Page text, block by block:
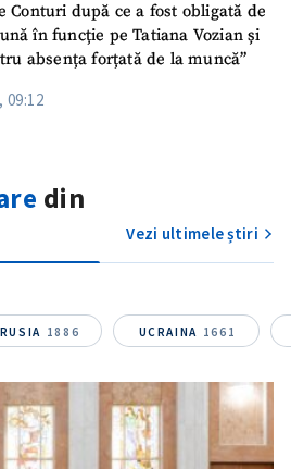
Conturi după ce a fost obligată de
în funcție pe Tatiana Vozian și
absența forțată de la muncă”
09:12
din
Vezi ultimele știri
RUSIA 1886 UCRAINA 1661
de
de